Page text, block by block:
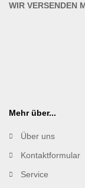
WIR VERSENDEN
Mehr über...
Über uns
Kontaktformular
Service